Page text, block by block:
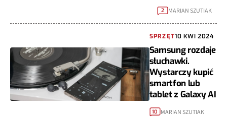
2 MARIAN SZUTIAK
SPRZĘT10 KWI 2024
Samsung rozdaje
słuchawki.
Wystarczy kupić
smartfon lub
tablet z Galaxy AI
10 MARIAN SZUTIAK